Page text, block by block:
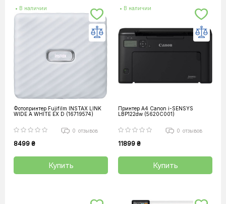
• В наличии
Фотопринтер Fujifilm INSTAX LINK
WIDE A WHITE EX D (16719574)
0 отзывов
8499 ₴
Купить
• В наличии
Принтер А4 Canon i-SENSYS
LBP122dw (5620C001)
0 отзывов
11899 ₴
Купить